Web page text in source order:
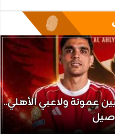
عموتة ولاعبي الأهلي..